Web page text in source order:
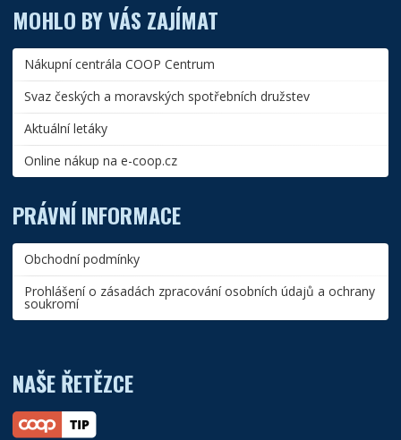
MOHLO BY VÁS ZAJÍMAT
Nákupní centrála COOP Centrum
Svaz českých a moravských spotřebních družstev
Aktuální letáky
Online nákup na e-coop.cz
PRÁVNÍ INFORMACE
Obchodní podmínky
Prohlášení o zásadách zpracování osobních údajů a ochrany
soukromí
NAŠE ŘETĚZCE